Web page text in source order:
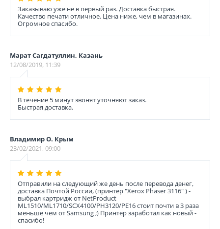
Заказываю уже не в первый раз. Доставка быстрая.
Качество печати отличное. Цена ниже, чем в магазинах.
Огромное спасибо.
Марат Сагдатуллин, Казань
12/08/2019, 11:39
В течение 5 минут звонят уточняют заказ.
Быстрая доставка.
Владимир О. Крым
23/02/2021, 09:00
Отправили на следующий же день после перевода денег,
доставка Почтой России, (принтер "Xerox Phaser 3116" ) -
выбрал картридж от NetProduct
ML1510/ML1710/SCX4100/PH3120/PE16 стоит почти в 3 раза
меньше чем от Samsung ;) Принтер заработал как новый -
спасибо!